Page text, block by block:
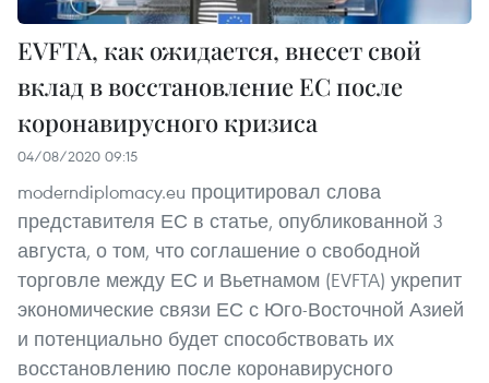
EVFTA, как ожидается, внесет свой
вклад в восстановление ЕС после
коронавирусного кризиса
04/08/2020 09:15
moderndiplomacy.eu процитировал слова
представителя ЕС в статье, опубликованной 3
августа, о том, что соглашение о свободной
торговле между ЕС и Вьетнамом (EVFTA) укрепит
экономические связи ЕС с Юго-Восточной Азией
и потенциально будет способствовать их
восстановлению после коронавирусного